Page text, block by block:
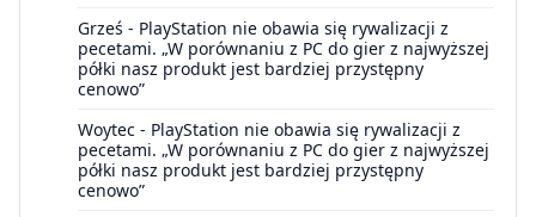
Grześ - PlayStation nie obawia się rywalizacji z
pecetami. „W porównaniu z PC do gier z najwyższej
półki nasz produkt jest bardziej przystępny
cenowo”
Woytec - PlayStation nie obawia się rywalizacji z
pecetami. „W porównaniu z PC do gier z najwyższej
półki nasz produkt jest bardziej przystępny
cenowo”